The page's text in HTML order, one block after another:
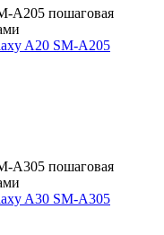
A205 пошаговая
A20 SM-A205
A305 пошаговая
A30 SM-A305